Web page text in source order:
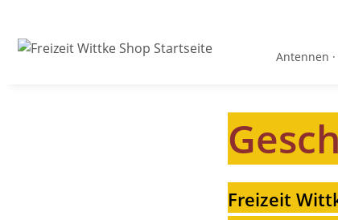
Antennen ·
Freizeit